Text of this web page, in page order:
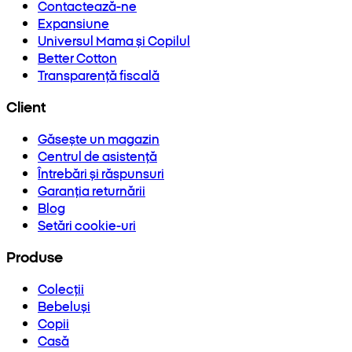
Contactează-ne
Expansiune
Universul Mama și Copilul
Better Cotton
Transparență fiscală
Client
Găsește un magazin
Centrul de asistență
Întrebări și răspunsuri
Garanția returnării
Blog
Setări cookie-uri
Produse
Colecții
Bebeluși
Copii
Casă